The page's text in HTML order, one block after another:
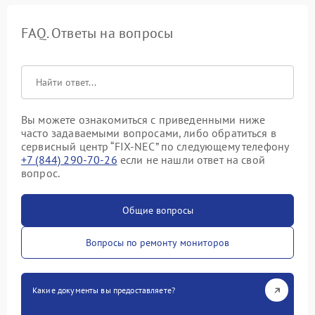
FAQ. Ответы на вопросы
Вы можете ознакомиться с приведенными ниже
часто задаваемыми вопросами, либо обратиться в
сервисный центр “FIX-NEC” по следующему телефону
+7 (844) 290-70-26 если не нашли ответ на свой
вопрос.
Общие вопросы
Вопросы по ремонту мониторов
Какие документы вы предоставляете?